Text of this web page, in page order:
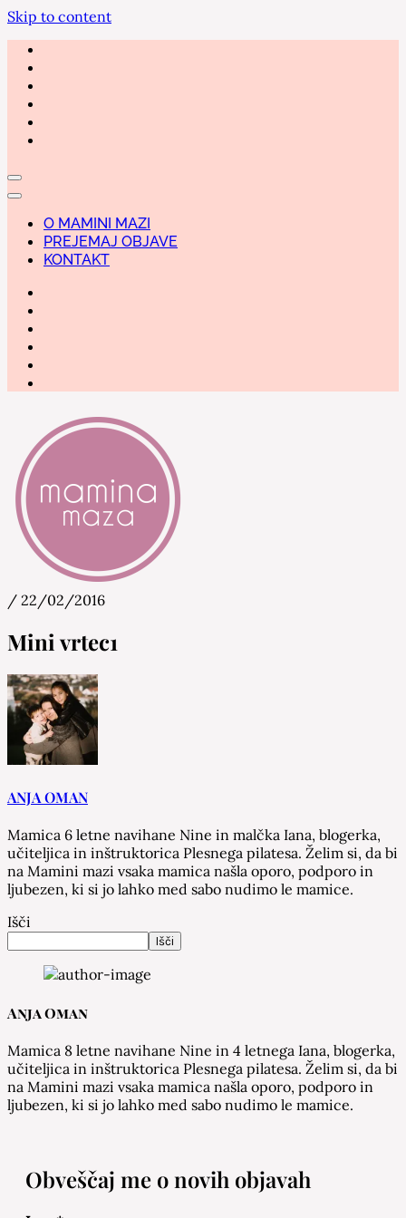
Skip to content
O MAMINI MAZI
PREJEMAJ OBJAVE
KONTAKT
Mamina Maza
/ 22/02/2016
Mini vrtec1
ANJA OMAN
Mamica 6 letne navihane Nine in malčka Iana, blogerka,
učiteljica in inštruktorica Plesnega pilatesa. Želim si, da bi
na Mamini mazi vsaka mamica našla oporo, podporo in
ljubezen, ki si jo lahko med sabo nudimo le mamice.
Išči
Išči
Anja Oman
Mamica 8 letne navihane Nine in 4 letnega Iana, blogerka,
učiteljica in inštruktorica Plesnega pilatesa. Želim si, da bi
na Mamini mazi vsaka mamica našla oporo, podporo in
ljubezen, ki si jo lahko med sabo nudimo le mamice.
Obveščaj me o novih objavah